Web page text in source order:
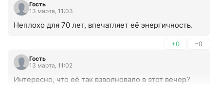
Гость
13 марта, 11:03
Неплохо для 70 лет, впечатляет её энергичность.
+0 –0
Гость
13 марта, 11:02
Интересно, что её так взволновало в этот вечер?